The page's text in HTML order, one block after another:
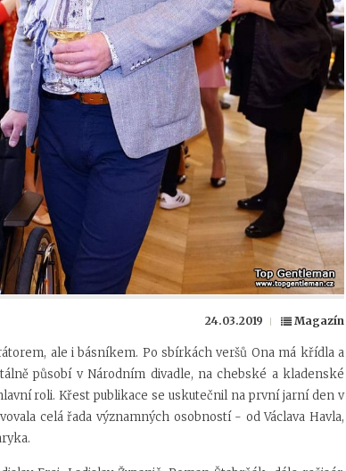
24.03.2019 Magazín
ale i básníkem. Po sbírkách veršů Ona má křídla a
působí v Národním divadle, na chebské a kladenské
roli.Křest publikace se uskutečnil na první jarní den v
celá řada významných osobností - od Václava Havla,